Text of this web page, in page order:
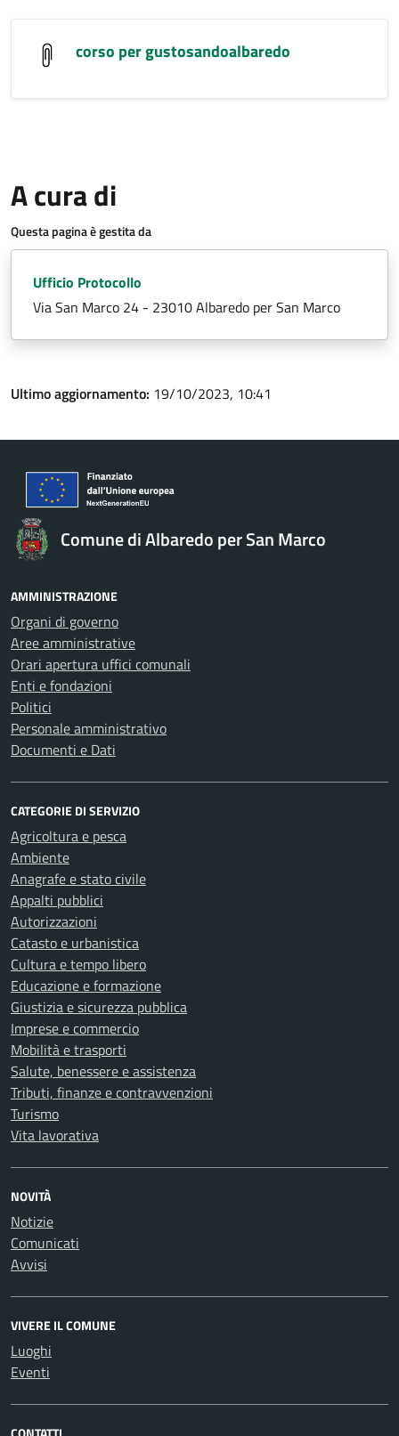
corso per gustosandoalbaredo
A cura di
Questa pagina è gestita da
Ufficio Protocollo
Via San Marco 24 - 23010 Albaredo per San Marco
Ultimo aggiornamento: 19/10/2023, 10:41
Comune di Albaredo per San Marco
AMMINISTRAZIONE
Organi di governo
Aree amministrative
Orari apertura uffici comunali
Enti e fondazioni
Politici
Personale amministrativo
Documenti e Dati
CATEGORIE DI SERVIZIO
Agricoltura e pesca
Ambiente
Anagrafe e stato civile
Appalti pubblici
Autorizzazioni
Catasto e urbanistica
Cultura e tempo libero
Educazione e formazione
Giustizia e sicurezza pubblica
Imprese e commercio
Mobilità e trasporti
Salute, benessere e assistenza
Tributi, finanze e contravvenzioni
Turismo
Vita lavorativa
NOVITÀ
Notizie
Comunicati
Avvisi
VIVERE IL COMUNE
Luoghi
Eventi